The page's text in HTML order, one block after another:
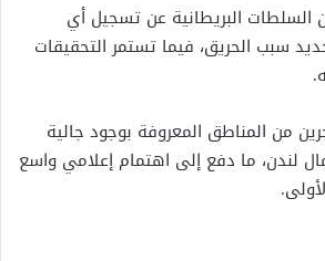
السلطات البريطانية عن تسجيل أي
سبب الحريق، فيما تستمر التحقيقات
من المناطق المعروفة بوجود جالية
لندن، ما دفع إلى اهتمام إعلامي واسع